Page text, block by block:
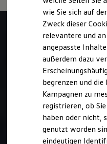
XTL-
Ersatzteile und
Original Zubehör
myVolkswagen
myVolkswagen
Elektrisch & Autonom
Elektro - &
Unser Ansatz
Reichweite &
wie Sie sich auf
Zweck dieser
relevantere und
angepasste
außerdem dazu
begrenzen und
Kampagnen zu
registrieren, ob
haben oder nicht,
genutzt worden
eindeutigen